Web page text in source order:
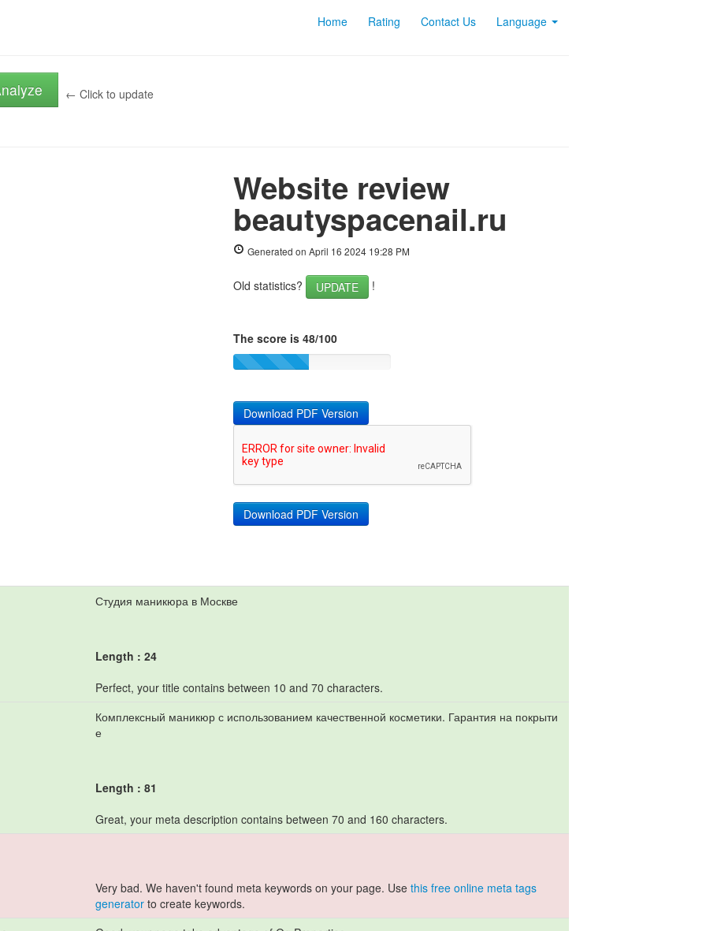
Home Rating Contact Us Language
← Click to update
Website review
beautyspacenail.ru
Generated on April 16 2024 19:28 PM
Old statistics? UPDATE !
The score is 48/100
Download PDF Version
Студия маникюра в Москве
Length : 24
Perfect, your title contains between 10 and 70 characters.
Комплексный маникюр с использованием качественной косметики. Гарантия на покрыти
е
Length : 81
Great, your meta description contains between 70 and 160 characters.
Very bad. We haven't found meta keywords on your page. Use this free online meta tags
generatorto create keywords.